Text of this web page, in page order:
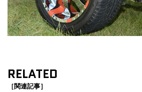
RELATED
［関連記事］